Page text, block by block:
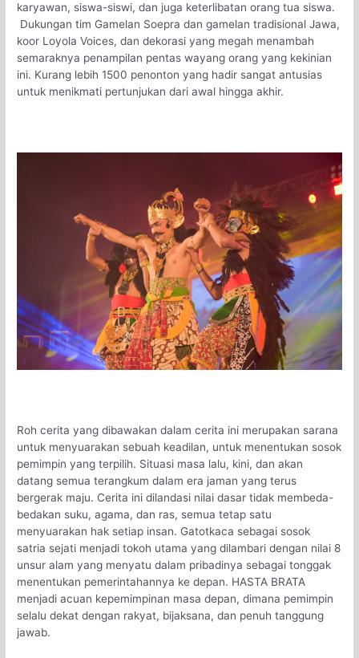
karyawan, siswa-siswi, dan juga keterlibatan orang tua siswa.
Dukungan tim Gamelan Soepra dan gamelan tradisional Jawa,
koor Loyola Voices, dan dekorasi yang megah menambah
semaraknya penampilan pentas wayang orang yang kekinian
ini. Kurang lebih 1500 penonton yang hadir sangat antusias
untuk menikmati pertunjukan dari awal hingga akhir.
Roh cerita yang dibawakan dalam cerita ini merupakan sarana
untuk menyuarakan sebuah keadilan, untuk menentukan sosok
pemimpin yang terpilih. Situasi masa lalu, kini, dan akan
datang semua terangkum dalam era jaman yang terus
bergerak maju. Cerita ini dilandasi nilai dasar tidak membeda-
bedakan suku, agama, dan ras, semua tetap satu
menyuarakan hak setiap insan. Gatotkaca sebagai sosok
satria sejati menjadi tokoh utama yang dilambari dengan nilai 8
unsur alam yang menyatu dalam pribadinya sebagai tonggak
menentukan pemerintahannya ke depan. HASTA BRATA
menjadi acuan kepemimpinan masa depan, dimana pemimpin
selalu dekat dengan rakyat, bijaksana, dan penuh tanggung
jawab.